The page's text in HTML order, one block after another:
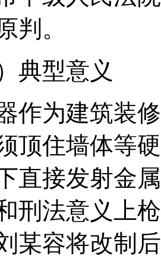
判。
型意义
为建筑装修
顶住墙体等
直接发射金
刑法意义上
某容将改制